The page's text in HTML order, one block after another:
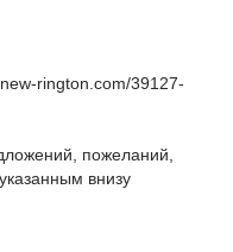
rington.com/39127-
пожеланий,
внизу